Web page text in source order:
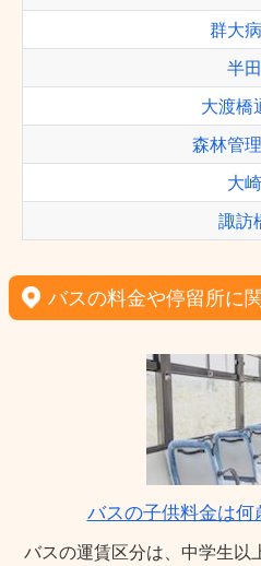
群大
半田
大渡橋
森林管
大崎
諏訪
バスの料金や停留所に
バスの子供料金は何
バスの運賃区分は、中学生以